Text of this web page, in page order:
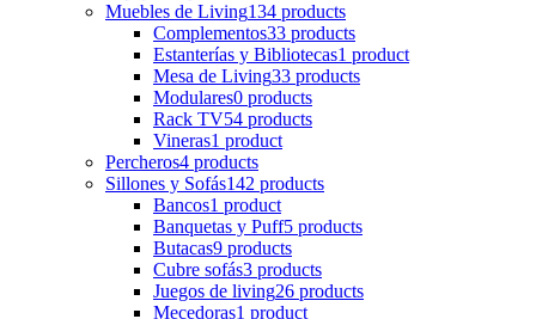
Muebles de Living134 products
Complementos33 products
Estanterías y Bibliotecas1 product
Mesa de Living33 products
Modulares0 products
Rack TV54 products
Vineras1 product
Percheros4 products
Sillones y Sofás142 products
Bancos1 product
Banquetas y Puff5 products
Butacas9 products
Cubre sofás3 products
Juegos de living26 products
Mecedoras1 product